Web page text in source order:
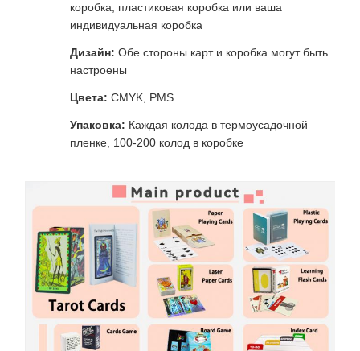
коробка, пластиковая коробка или ваша
индивидуальная коробка
Дизайн: Обе стороны карт и коробка могут быть
настроены
Цвета: CMYK, PMS
Упаковка: Каждая колода в термоусадочной
пленке, 100-200 колод в коробке